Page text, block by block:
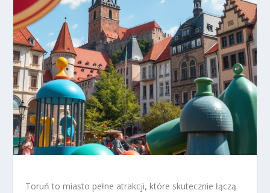
Toruń to miasto pełne atrakcji, które skutecznie łączą